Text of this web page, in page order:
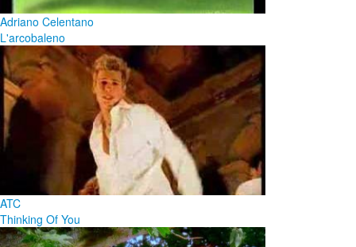
Adriano Celentano
L'arcobaleno
ATC
Thinking Of You